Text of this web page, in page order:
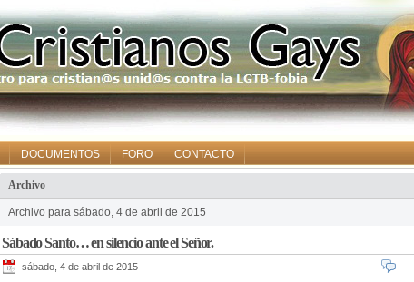
DOCUMENTOS FORO CONTACTO
Archivo
Archivo para sábado, 4 de abril de 2015
Sábado Santo… en silencio ante el Señor.
sábado, 4 de abril de 2015